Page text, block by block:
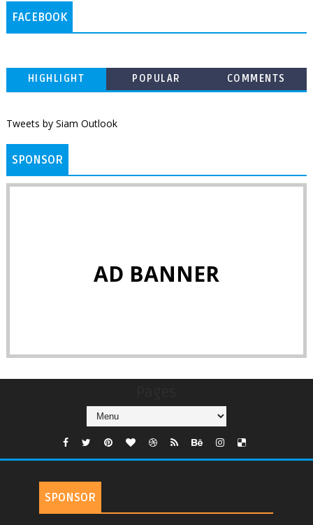
FACEBOOK
HIGHLIGHT POPULAR COMMENTS
Tweets by Siam Outlook
SPONSOR
AD BANNER
SPONSOR